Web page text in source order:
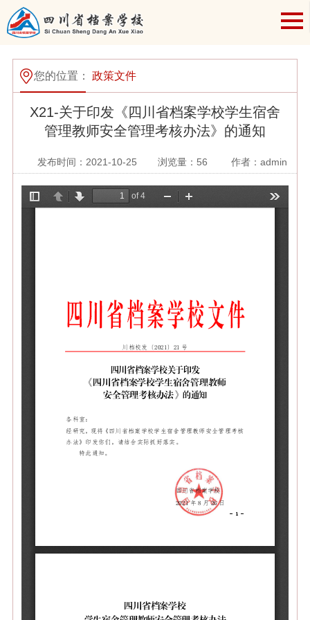
您的位置： 政策文件
X21-关于印发《四川省档案学校学生宿舍
管理教师安全管理考核办法》的通知
发布时间：2021-10-25 浏览量： 56 作者：admin